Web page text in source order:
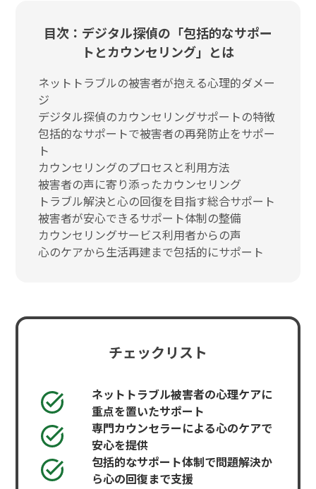
目次：デジタル探偵の「包括的なサポー
トとカウンセリング」とは
ネットトラブルの被害者が抱える心理的ダメー
ジ
デジタル探偵のカウンセリングサポートの特徴
包括的なサポートで被害者の再発防止をサポー
ト
カウンセリングのプロセスと利用方法
被害者の声に寄り添ったカウンセリング
トラブル解決と心の回復を目指す総合サポート
被害者が安心できるサポート体制の整備
カウンセリングサービス利用者からの声
心のケアから生活再建まで包括的にサポート
チェックリスト
ネットトラブル被害者の心理ケアに
重点を置いたサポート
専門カウンセラーによる心のケアで
安心を提供
包括的なサポート体制で問題解決か
ら心の回復まで支援